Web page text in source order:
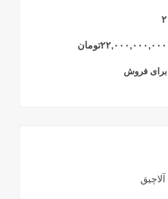
۲
۲۲,۰۰۰,۰۰۰,۰۰۰تومان
برای فروش
آلاچیق